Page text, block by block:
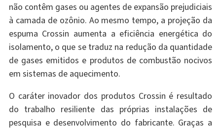
não contêm gases ou agentes de expansão prejudiciais
à camada de ozônio. Ao mesmo tempo, a projeção da
espuma Crossin aumenta a eficiência energética do
isolamento, o que se traduz na redução da quantidade
de gases emitidos e produtos de combustão nocivos
em sistemas de aquecimento.
O caráter inovador dos produtos Crossin é resultado
do trabalho resiliente das próprias instalações de
pesquisa e desenvolvimento do fabricante. Graças a